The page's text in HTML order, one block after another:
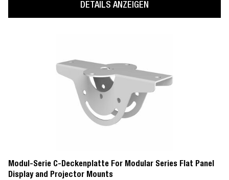
DETAILS ANZEIGEN
Modul-Serie C-Deckenplatte For Modular Series Flat Panel
Display and Projector Mounts